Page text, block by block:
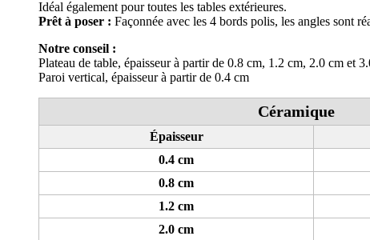
Idéal également pour toutes les tables extérieures.
Prêt à poser : Façonnée avec les 4 bords polis, les angles sont
Notre conseil :
Plateau de table, épaisseur à partir de 0.8 cm, 1.2 cm, 2.0 cm et
Paroi vertical, épaisseur à partir de 0.4 cm
Céramique
Épaisseur
0.4 cm
0.8 cm
1.2 cm
2.0 cm